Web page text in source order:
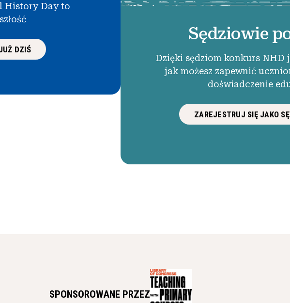
History Day to
DZIŚ
Sędziowie
Dzięki sędziom konkurs NHD
jak możesz zapewnić
doświadczenie
ZAREJESTRUJ SIĘ JAKO
SPONSOROWANE PRZEZ